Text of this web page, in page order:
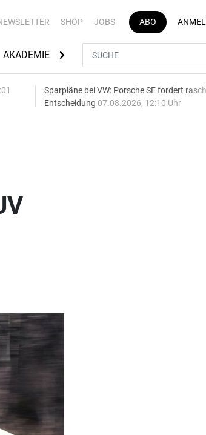
SHOP JOBS ABO
AKADEMIE AUTOMARKEN
Sparpläne bei VW: Porsche SE fordert
Entscheidung 07.08.2026, 12:10 Uhr